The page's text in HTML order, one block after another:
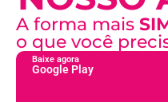
A forma mais
o que você
Baixe agora
Google Play